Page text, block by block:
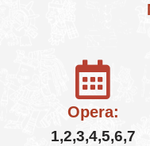
Opera:
1,2,3,4,5,6,7